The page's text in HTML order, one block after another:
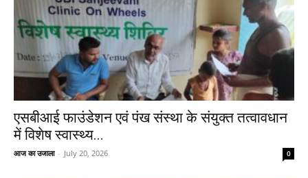
एसबीआई फाउंडेशन एवं पंख संस्था के संयुक्त तत्वावधान
में विशेष स्वास्थ्य...
आज का उजाला - July 20, 2026 0